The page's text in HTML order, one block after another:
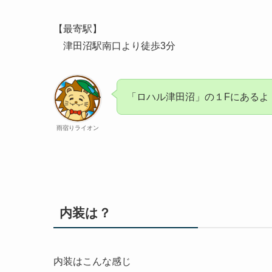
【最寄駅】
津田沼駅南口より徒歩3分
雨宿りライオン
「ロハル津田沼」の１Fにあるよ
内装は？
内装はこんな感じ